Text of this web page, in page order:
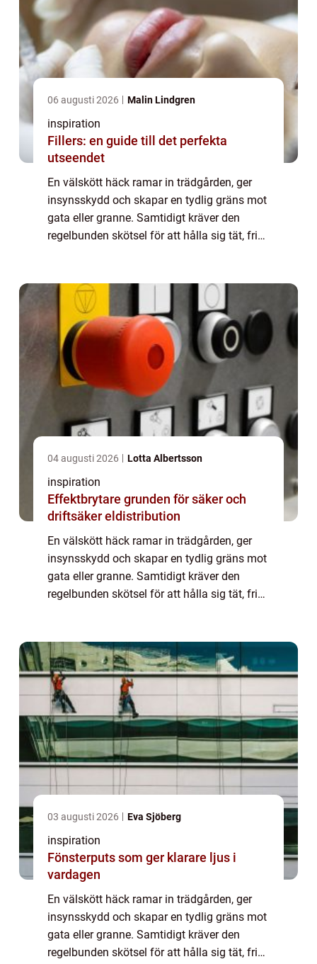
06 augusti 2026 Malin Lindgren
inspiration
Fillers: en guide till det perfekta
utseendet
En välskött häck ramar in trädgården, ger
insynsskydd och skapar en tydlig gräns mot
gata eller granne. Samtidigt kräver den
regelbunden skötsel för att hålla sig tät, frisk
04 augusti 2026 Lotta Albertsson
inspiration
Effektbrytare grunden för säker och
driftsäker eldistribution
En välskött häck ramar in trädgården, ger
insynsskydd och skapar en tydlig gräns mot
gata eller granne. Samtidigt kräver den
regelbunden skötsel för att hålla sig tät, frisk
03 augusti 2026 Eva Sjöberg
inspiration
Fönsterputs som ger klarare ljus i
vardagen
En välskött häck ramar in trädgården, ger
insynsskydd och skapar en tydlig gräns mot
gata eller granne. Samtidigt kräver den
regelbunden skötsel för att hålla sig tät, frisk